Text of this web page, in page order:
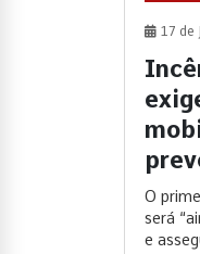
17 de
O
será
e